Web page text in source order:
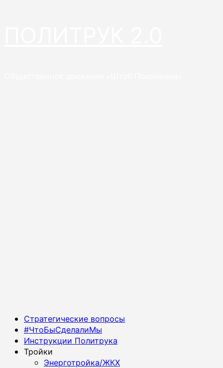
Основное
меню
Стратегические вопросы
#ЧтоБыСделалиМы
Инструкции Политрука
Тройки
Энерготройка/ЖКХ